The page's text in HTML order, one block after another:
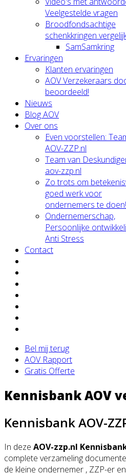
Veelgestelde vragen
Broodfondsachtige
schenkkringen
SamSamkring
Ervaringen
Klanten ervaringen
AOV Verzekeraars
beoordeeld!
Nieuws
Blog AOV
Over ons
Even voorstellen:
AOV-ZZP.nl
Team van
aov-zzp.nl
Zo trots om
goed werk voor
ondernemers te doen!
Ondernemerschap,
Persoonlijke
Anti Stress
Contact
Bel mij terug
AOV Rapport
Gratis Offerte
Kennisbank AOV
Kennisbank AOV-
In deze AOV-zzp.nl
complete verzameling
de kleine ondernemer , ZZP-er